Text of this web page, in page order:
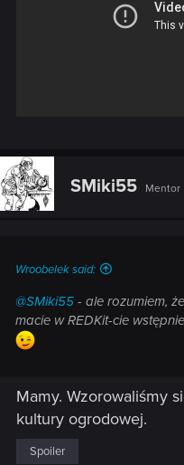
SMiki55 Mentor
Wroobelek said:
@SMiki55 - ale rozumiem,
macie w REDKit-cie
Mamy. Wzorowaliśmy
kultury ogrodowej.
Spoiler